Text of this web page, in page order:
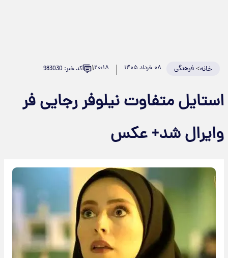
خانه>فرهنگی ۰۸ خرداد ۱۴۰۵ ۲۰:۱۸۱ کد خبر: 983030
استایل متفاوت نیلوفر رجایی فر
وایرال شد+ عکس